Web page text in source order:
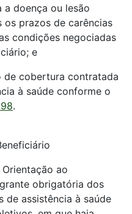
doença ou lesão
os prazos de carências
condições negociadas
e
de cobertura contratada
à saúde conforme o
.
ao
obrigatória dos
assistência à saúde